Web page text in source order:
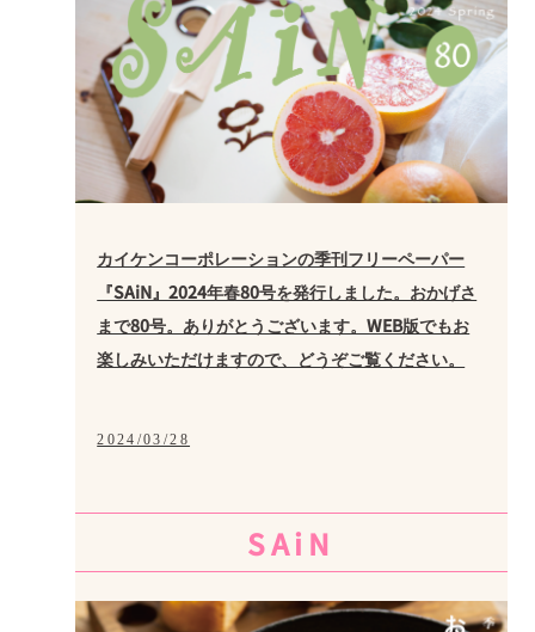
カイケンコーポレーションの季刊フリーペーパー
『SAiN』2024年春80号を発行しました。おかげさ
まで80号。ありがとうございます。WEB版でもお
楽しみいただけますので、どうぞご覧ください。
2024/03/28
SAiN